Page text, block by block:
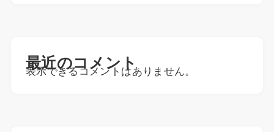
最近のコメント
表示できるコメントはありません。